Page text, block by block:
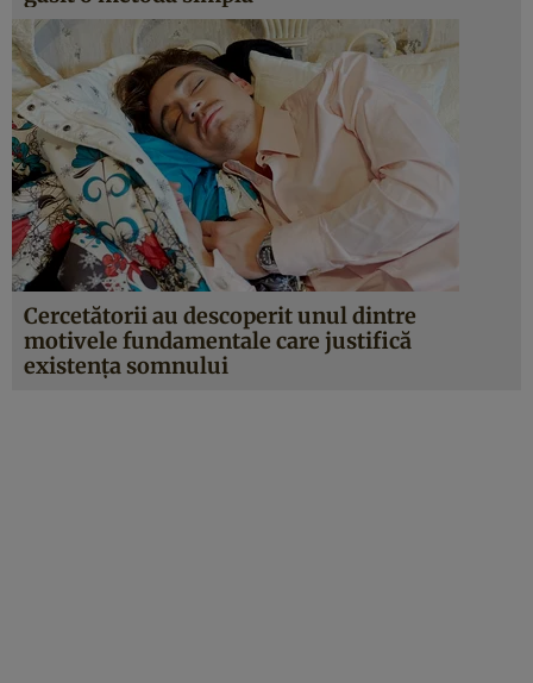
Cercetătorii au descoperit unul dintre
motivele fundamentale care justifică
existenţa somnului